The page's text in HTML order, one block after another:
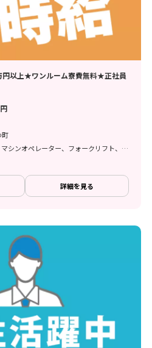
円以上★ワンルーム寮費無料★正社員
円
町
組立・組付け、加工、マシンオペレーター、フォークリフト、溶接
詳細を見る